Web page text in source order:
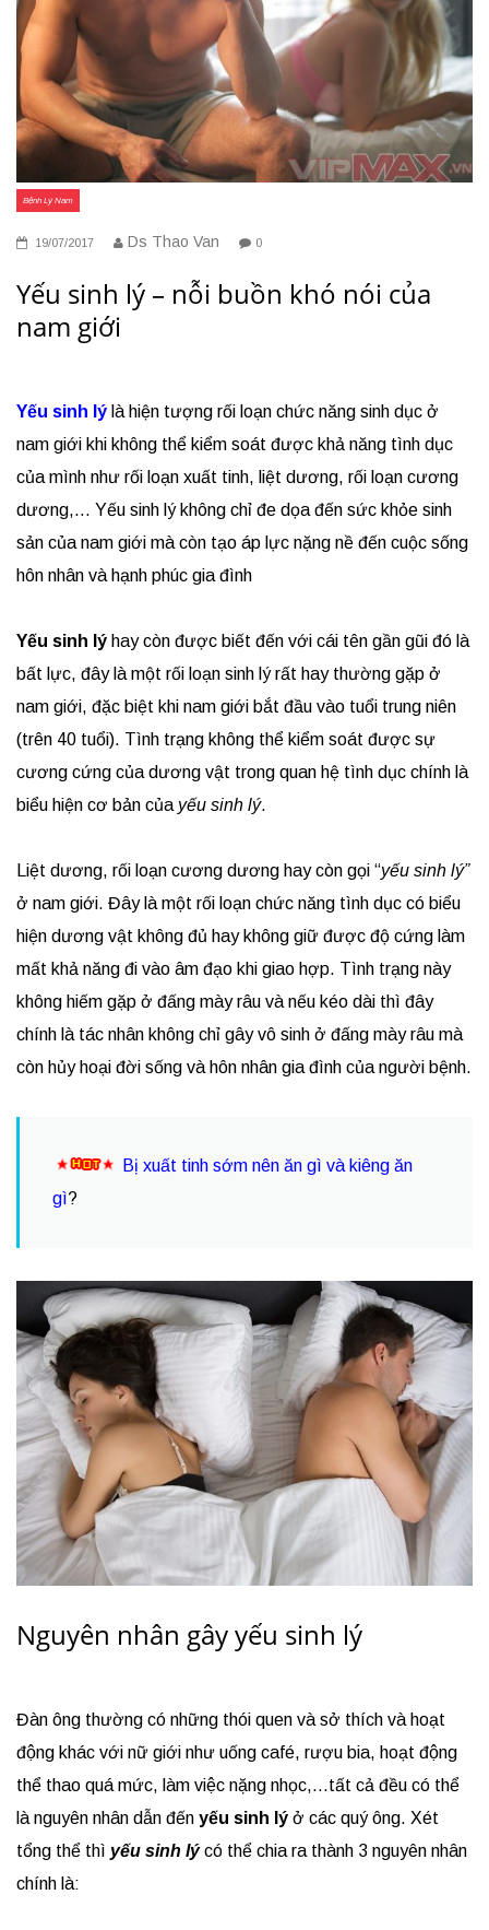
Bệnh Lý Nam
19/07/2017 Ds Thao Van 0
Yếu sinh lý – nỗi buồn khó nói của
nam giới
Yếu sinh lý là hiện tượng rối loạn chức năng sinh dục ở
nam giới khi không thể kiểm soát được khả năng tình dục
của mình như rối loạn xuất tinh, liệt dương, rối loạn cương
dương,… Yếu sinh lý không chỉ đe dọa đến sức khỏe sinh
sản của nam giới mà còn tạo áp lực nặng nề đến cuộc sống
hôn nhân và hạnh phúc gia đình
Yếu sinh lý hay còn được biết đến với cái tên gần gũi đó là
bất lực, đây là một rối loạn sinh lý rất hay thường gặp ở
nam giới, đặc biệt khi nam giới bắt đầu vào tuổi trung niên
(trên 40 tuổi). Tình trạng không thể kiểm soát được sự
cương cứng của dương vật trong quan hệ tình dục chính là
biểu hiện cơ bản của yếu sinh lý.
Liệt dương, rối loạn cương dương hay còn gọi “yếu sinh lý”
ở nam giới. Đây là một rối loạn chức năng tình dục có biểu
hiện dương vật không đủ hay không giữ được độ cứng làm
mất khả năng đi vào âm đạo khi giao hợp. Tình trạng này
không hiếm gặp ở đấng mày râu và nếu kéo dài thì đây
chính là tác nhân không chỉ gây vô sinh ở đấng mày râu mà
còn hủy hoại đời sống và hôn nhân gia đình của người bệnh.
Bị xuất tinh sớm nên ăn gì và kiêng ăn
gì?
Nguyên nhân gây yếu sinh lý
Đàn ông thường có những thói quen và sở thích và hoạt
động khác với nữ giới như uống café, rượu bia, hoạt động
thể thao quá mức, làm việc nặng nhọc,…tất cả đều có thể
là nguyên nhân dẫn đến yếu sinh lý ở các quý ông. Xét
tổng thể thì yếu sinh lýcó thể chia ra thành 3 nguyên nhân
chính là: